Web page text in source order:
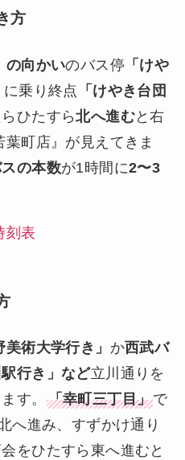
方
の向かいのバス停 「けや
に乗り終点
「けやき台団
ひたすら北へ進むと右
町店』が見えてきま
の本数が1時間に2〜3
刻表
術大学行き」 か西武バ
行き」など立川通りを
す。 「幸町三丁目」で
へ進み、すずかけ通り
をひたすら東へ進むと